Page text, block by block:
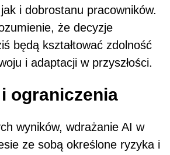
i dobrostanu pracowników.
że decyzje
będą kształtować zdolność
i adaptacji w przyszłości.
ograniczenia
wyników, wdrażanie AI w
ze sobą określone ryzyka i